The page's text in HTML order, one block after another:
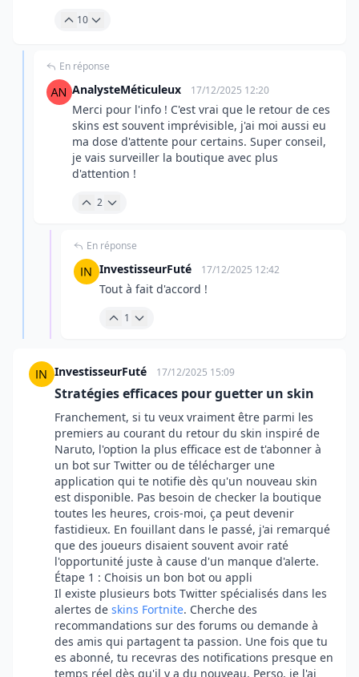
10
En réponse
AnalysteMéticuleux 17/12/2025 12:20
Merci pour l'info ! C'est vrai que le retour de ces
skins est souvent imprévisible, j'ai moi aussi eu
ma dose d'attente pour certains. Super conseil,
je vais surveiller la boutique avec plus
d'attention !
2
En réponse
InvestisseurFuté 17/12/2025 12:42
Tout à fait d'accord !
1
InvestisseurFuté 17/12/2025 15:09
Stratégies efficaces pour guetter un skin
Franchement, si tu veux vraiment être parmi les
premiers au courant du retour du skin inspiré de
Naruto, l'option la plus efficace est de t'abonner à
un bot sur Twitter ou de télécharger une
application qui te notifie dès qu'un nouveau skin
est disponible. Pas besoin de checker la boutique
toutes les heures, crois-moi, ça peut devenir
fastidieux. En fouillant dans le passé, j'ai remarqué
que des joueurs disaient souvent avoir raté
l'opportunité juste à cause d'un manque d'alerte.
Étape 1 : Choisis un bon bot ou appli
Il existe plusieurs bots Twitter spécialisés dans les
alertes de skins Fortnite. Cherche des
recommandations sur des forums ou demande à
des amis qui partagent ta passion. Une fois que tu
es abonné, tu recevras des notifications presque en
temps réel dès qu'il y a du nouveau. Perso, je l'ai